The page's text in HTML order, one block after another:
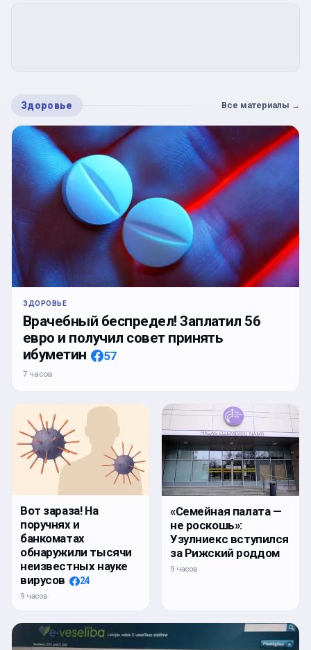
Здоровье Все материалы →
ЗДОРОВЬЕ
Врачебный беспредел! Заплатил 56
евро и получил совет принять
ибуметин
57
7 часов
Вот зараза! На
поручнях и
банкоматах
обнаружили тысячи
неизвестных науке
вирусов
24
9 часов
«Семейная палата —
не роскошь»:
Узулниекс вступился
за Рижский роддом
9 часов